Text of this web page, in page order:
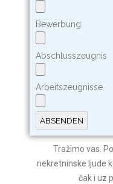
Bewerbung:
Abschlusszeugnis
Arbeitszeugnisse
Tražimo vas.
nekretninske ljude
čak i uz